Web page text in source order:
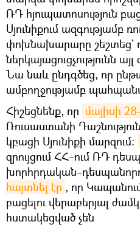
ՌԴ հյուպատոսություն
Սյունիքում ազգությամբ
փոխնախարարը
ներկայացուցչությունն այլ
Նա նաև ընդգծեց, որ
ամբողջությամբ
Հիշեցնենք, որ մայիսի
Ռուսաստանի
կբացի Սյունիքի մարզում։
զրույցում ՀՀ–ում ՌԴ
հայտնել էր , որ
բացելու վերաբերյալ
հստակեցված չեն